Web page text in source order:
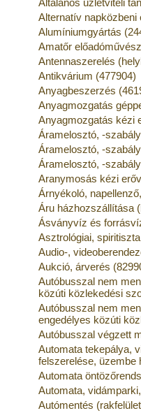
Általános üzletviteli
Alternatív napközbeni
Alumíniumgyártás
Amatőr
Antennaszerelés
Antikvárium (477904)
Anyagbeszerzés
Anyagmozgatás
Anyagmozgatás kézi
Áramelosztó, -
Áramelosztó, -
Áramelosztó, -
Aranymosás kézi
Árnyékoló,
Áru házhozszállítása
Ásványvíz és
Asztrológiai,
Audio-,
Aukció, árverés
Autóbusszal nem
közúti közlekedési
Autóbusszal nem
engedélyes közúti
Autóbusszal végzett
Automata tekepálya,
felszerelése, üzembe
Automata
Automata,
Autómentés